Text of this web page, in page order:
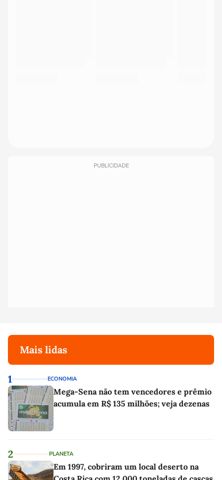
PUBLICIDADE
Mais lidas
1 ECONOMIA
Mega-Sena não tem vencedores e prêmio
acumula em R$ 135 milhões; veja dezenas
2 PLANETA
Em 1997, cobriram um local deserto na